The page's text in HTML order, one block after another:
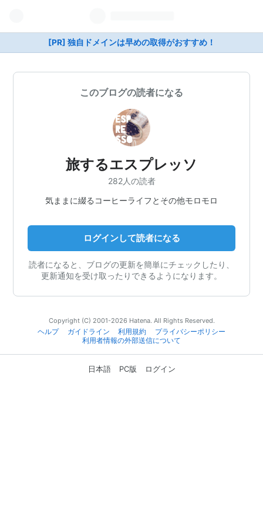
[PR] 独自ドメインは早めの取得がおすすめ！
このブログの読者になる
旅するエスプレッソ
282人の読者
気ままに綴るコーヒーライフとその他モロモロ
ログインして読者になる
読者になると、ブログの更新を簡単にチェックしたり、
更新通知を受け取ったりできるようになります。
Copyright (C) 2001-2026 Hatena. All Rights Reserved.
ヘルプ
ガイドライン 利用規約
プライバシーポリシー
利用者情報の外部送信について
日本語 PC版 ログイン